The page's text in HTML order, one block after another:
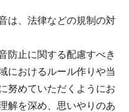
は、法律などの規制の対
防止に関する配慮すべき
におけるルール作りや当
努めていただくようにお
解を深め、思いやりのあ